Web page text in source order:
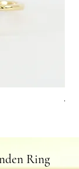
V-
Ring